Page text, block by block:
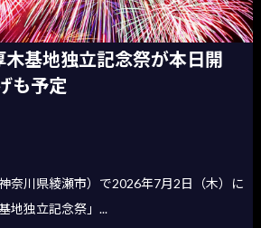
木基地独立記念祭が本日開
も予定
奈川県綾瀬市）で2026年7月2日（木）に
地独立記念祭」...